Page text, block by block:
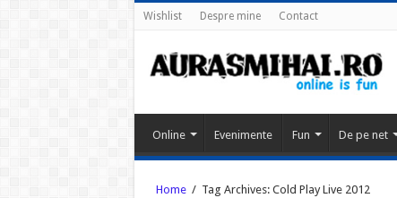
Wishlist Despre mine Contact
Online Evenimente Fun De pe net
Home / Tag Archives: Cold Play Live 2012